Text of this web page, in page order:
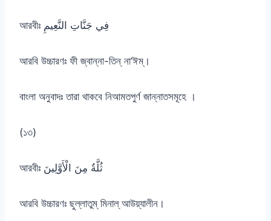
আরবীঃ فِي جَنَّاتِ النَّعِيمِ
আরবি উচ্চারণঃ ফী জ্বান্না-তিন্ না‘ঈম্।
বাংলা অনুবাদঃ তারা থাকবে নিআমতপুর্ণ জান্নাতসমূহে ।
(১৩)
আরবীঃ ثُلَّةٌ مِنَ الْأَوَّلِينَ
আরবি উচ্চারণঃ ছুল্লাতুম্ মিনাল্ আউয়্যালীন।